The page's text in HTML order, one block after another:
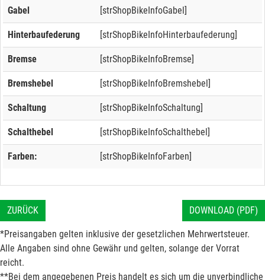
Gabel [strShopBikeInfoGabel]
Hinterbaufederung [strShopBikeInfoHinterbaufederung]
Bremse [strShopBikeInfoBremse]
Bremshebel [strShopBikeInfoBremshebel]
Schaltung [strShopBikeInfoSchaltung]
Schalthebel [strShopBikeInfoSchalthebel]
Farben: [strShopBikeInfoFarben]
ZURÜCK DOWNLOAD (PDF)
*Preisangaben gelten inklusive der gesetzlichen Mehrwertsteuer.
Alle Angaben sind ohne Gewähr und gelten, solange der Vorrat
reicht.
**Bei dem angegebenen Preis handelt es sich um die unverbindliche